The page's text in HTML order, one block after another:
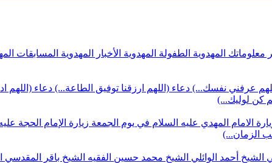
معلوماتك المهدوية الطفولة المهدوية الأخبار المهدوية المسابقات
عرفني نفسك...) دعاء (اللهم ارزقنا توفيق الطاعة...) دعاء (اللهم
كن لوليك...)
الامام المهدي عليه السلام في يوم الجمعة زيارة الإمام الحجة
الزمان...)
الشيخ أحمد الوائلي الشيخ محمد حسين الفقيه الشيخ باقر المقدسي